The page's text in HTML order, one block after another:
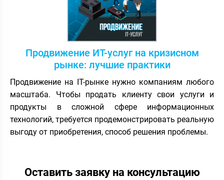
Продвижение ИТ-услуг на кризисном
рынке: лучшие практики
Продвижение на IT-рынке нужно компаниям любого
масштаба. Чтобы продать клиенту свои услуги и
продукты в сложной сфере информационных
технологий, требуется продемонстрировать реальную
выгоду от приобретения, способ решения проблемы.
Оставить заявку на консультацию